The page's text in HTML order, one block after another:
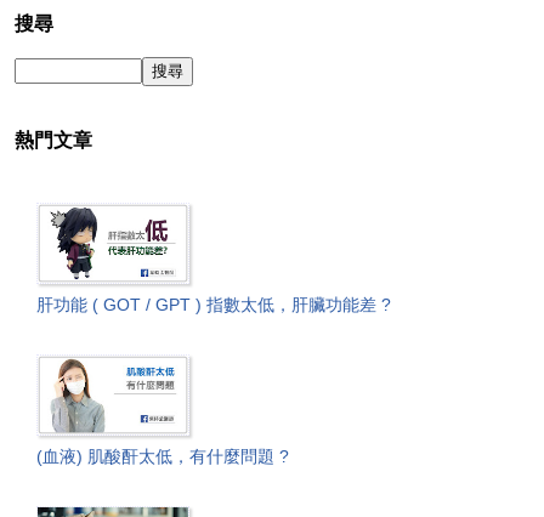
搜尋
熱門文章
肝功能 ( GOT / GPT ) 指數太低，肝臟功能差 ?
(血液) 肌酸酐太低，有什麼問題 ?